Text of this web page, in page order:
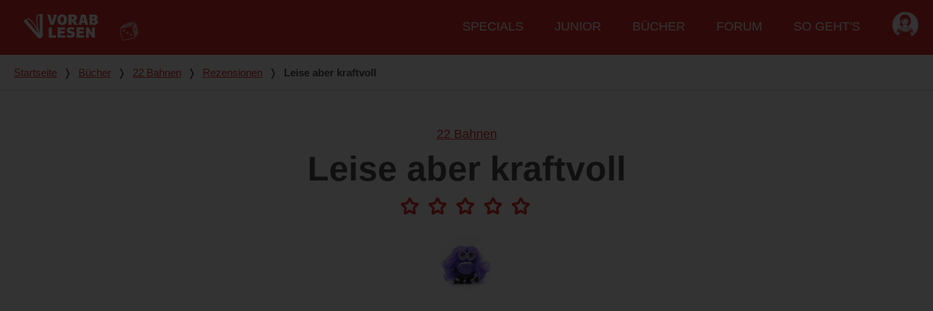
Hauptmenü
SPECIALS JUNIOR BÜCHER FORUM SO GEHT'S
Du bist hier
Startseite ❭ Bücher ❭ 22 Bahnen ❭ Rezensionen ❭ Leise aber kraftvoll
22 Bahnen
Leise aber kraftvoll